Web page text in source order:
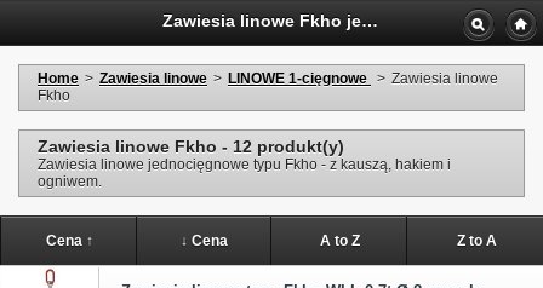
Zawiesia linowe Fkho jednocięgnowe
Home > Zawiesia linowe > LINOWE 1-cięgnowe > Zawiesia linowe
Fkho
Zawiesia linowe Fkho - 12 produkt(y)
Zawiesia linowe jednocięgnowe typu Fkho - z kauszą, hakiem i
ogniwem.
Cena ↑ ↓ Cena A to Z Z to A